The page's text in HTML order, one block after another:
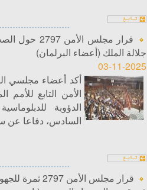
قرار مجلس
جلالة الملك (أعضاء البرلمان)
03-11-2025
أكد أعضاء مجلسي
الدؤوبة
السادس، دفاعا عن
قرار مجلس